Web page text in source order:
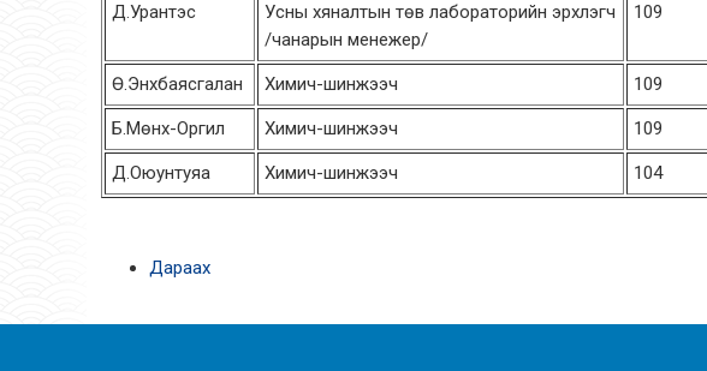
Д.Урантэс
Усны хяналтын төв лабораторийн эрхлэгч
/чанарын менежер/
109
Ө.Энхбаясгалан Химич-шинжээч 109
Б.Мөнх-Оргил Химич-шинжээч 109
Д.Оюунтуяа Химич-шинжээч 104
Дараах